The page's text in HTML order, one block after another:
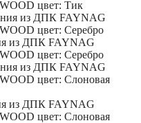
цвет: Тик
из ДПК FAYNAG
цвет: Серебро
из ДПК FAYNAG
цвет: Слоновая